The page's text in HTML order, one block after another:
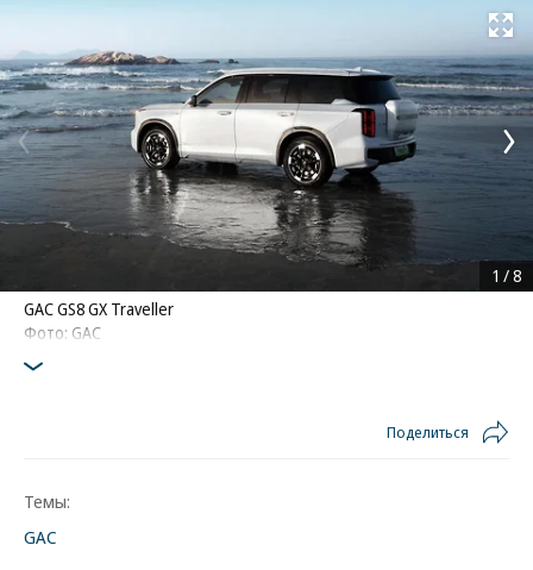
Развернуть
GAC GS8 GX Traveller
Фото: GAC
1 /8
Поделиться
Темы:
GAC